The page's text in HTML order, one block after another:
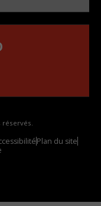
réservés.
Plan du site